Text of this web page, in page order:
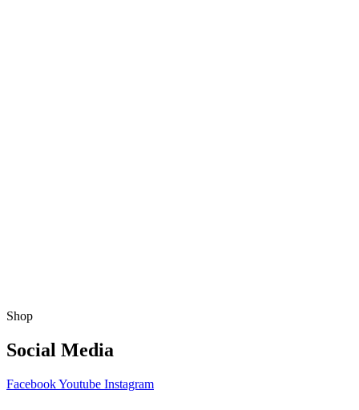
Shop
Social Media
FacebookYoutube Instagram